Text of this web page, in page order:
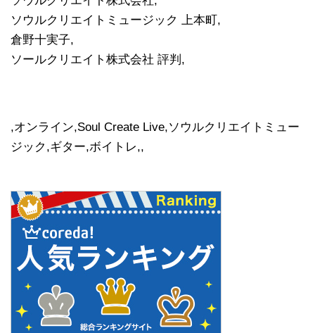
ソウルクリエイトミュージック 上本町,
倉野十実子,
ソールクリエイト株式会社 評判,
,オンライン,Soul Create Live,ソウルクリエイトミュー
ジック,ギター,ボイトレ,,